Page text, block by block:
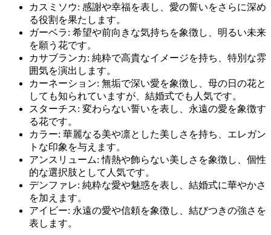
カスミソウ: 感謝や幸福を表し、愛の誓いをさらに深め
る役割を果たします。
ガーベラ: 希望や前向きな気持ちを象徴し、明るい未来
を願う花です。
カサブランカ: 純粋で高貴なイメージを持ち、特別な雰
囲気を演出します。
カーネーション: 無垢で深い愛を象徴し、母の日の花と
しても知られていますが、結婚式でも人気です。
スターチス: 変わらない誓いを表し、永遠の愛を象徴す
る花です。
カラー: 華麗なる美や凛とした美しさを持ち、エレガン
トな印象を与えます。
アンスリューム: 情熱や飾らない美しさを象徴し、個性
的な選択肢として人気です。
デンファレ: 純粋な愛や魅惑を表し、結婚式に華やかさ
を加えます。
アイビー: 永遠の愛や信頼を象徴し、結びつきの強さを
表します。